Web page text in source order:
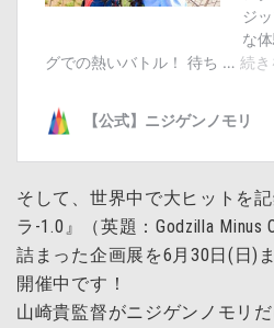
そして、世界中で大ヒットを
ラ-1.0』（英題：Godzilla Minus
詰まった企画展を6月30日(日)
開催中です！
山崎貴監督がニジゲンノモリ